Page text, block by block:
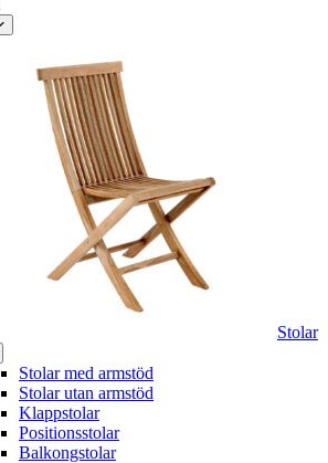
Stolar
Stolar med armstöd
Stolar utan armstöd
Klappstolar
Positionsstolar
Balkongstolar